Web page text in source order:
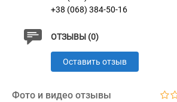
+38 (068) 384-50-16
ОТЗЫВЫ (0)
Оставить отзыв
Фото и видео отзывы